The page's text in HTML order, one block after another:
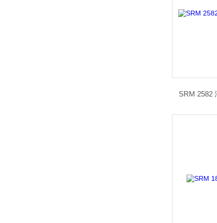
SRM 2582